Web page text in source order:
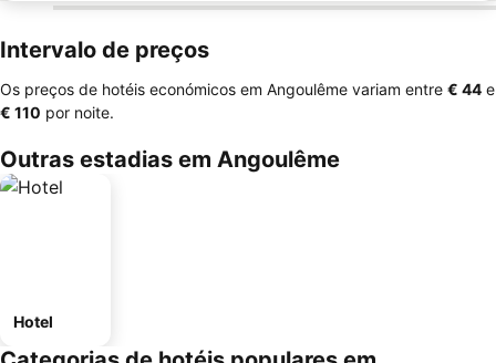
Intervalo de preços
Os preços de hotéis económicos em Angoulême variam entre ‎€ 44 e
‎€ 110 por noite.
Outras estadias em Angoulême
Hotel